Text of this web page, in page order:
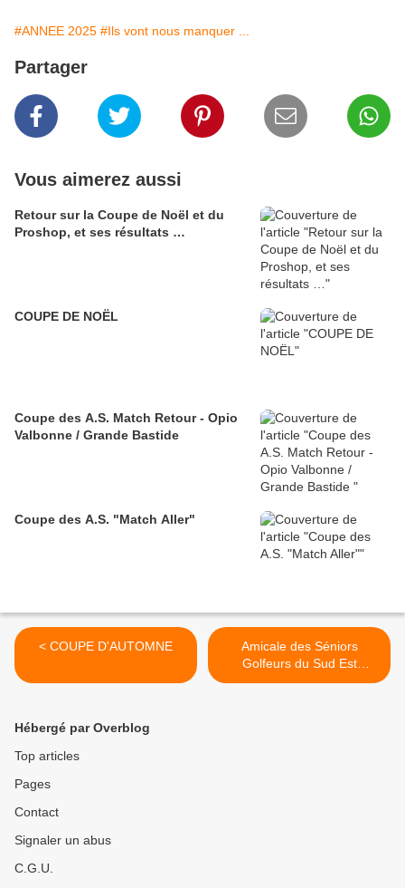
#ANNEE 2025 #Ils vont nous manquer ...
Partager
Vous aimerez aussi
Retour sur la Coupe de Noël et du
Proshop, et ses résultats …
COUPE DE NOËL
Coupe des A.S. Match Retour - Opio
Valbonne / Grande Bastide
Coupe des A.S. "Match Aller"
< COUPE D'AUTOMNE
Amicale des Séniors
Golfeurs du Sud Est
(ASGSE) : TROPHEE
Hébergé par Overblog
Top articles
Pages
Contact
Signaler un abus
C.G.U.